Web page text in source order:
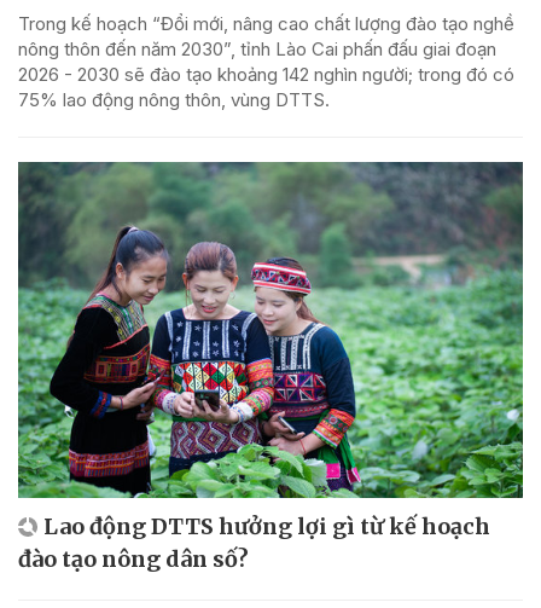
Trong kế hoạch “Đổi mới, nâng cao chất lượng đào tạo nghề
nông thôn đến năm 2030”, tỉnh Lào Cai phấn đấu giai đoạn
2026 - 2030 sẽ đào tạo khoảng 142 nghìn người; trong đó có
75% lao động nông thôn, vùng DTTS.
Lao động DTTS hưởng lợi gì từ kế hoạch
đào tạo nông dân số?